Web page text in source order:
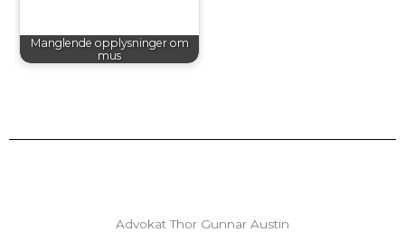
Manglende opplysninger om
mus
Advokat Thor Gunnar Austin